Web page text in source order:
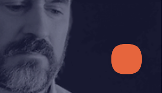
comprendre la répartition
Apprenez-en plus sur la répartition des coûts
concernant les parties communes à usage
restreint (PCUR) en copropriété dans cet